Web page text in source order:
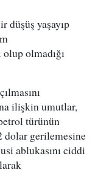
düşüş yaşayıp
olmadığı
ilişkin umutlar,
türünün
dolar gerilemesine
ablukasını ciddi